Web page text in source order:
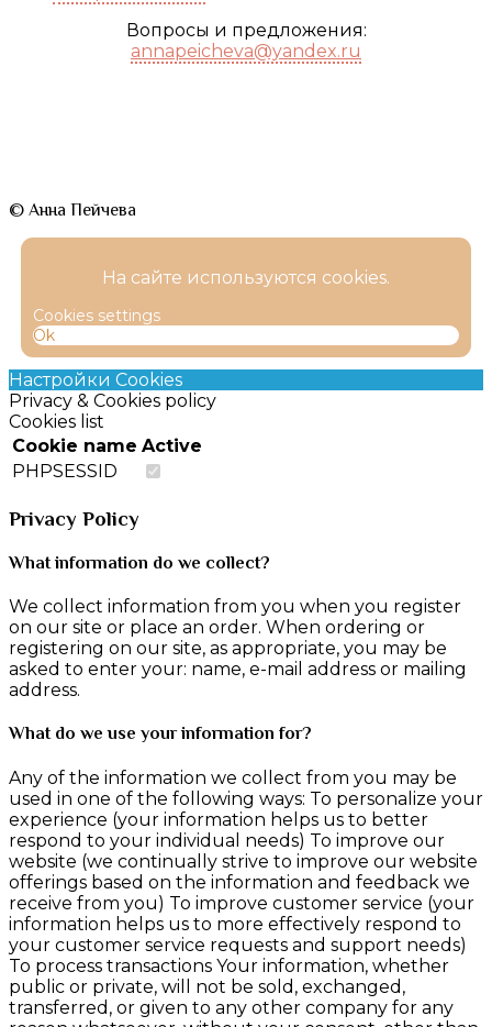
Вопросы и предложения:
annapeicheva@yandex.ru
© Анна Пейчева
На сайте используются cookies.
Cookies settings
Ok
Настройки Cookies
Privacy & Cookies policy
Cookies list
Cookie name Active
PHPSESSID
Privacy Policy
What information do we collect?
We collect information from you when you register
on our site or place an order. When ordering or
registering on our site, as appropriate, you may be
asked to enter your: name, e-mail address or mailing
address.
What do we use your information for?
Any of the information we collect from you may be
used in one of the following ways: To personalize your
experience (your information helps us to better
respond to your individual needs) To improve our
website (we continually strive to improve our website
offerings based on the information and feedback we
receive from you) To improve customer service (your
information helps us to more effectively respond to
your customer service requests and support needs)
To process transactions Your information, whether
public or private, will not be sold, exchanged,
transferred, or given to any other company for any